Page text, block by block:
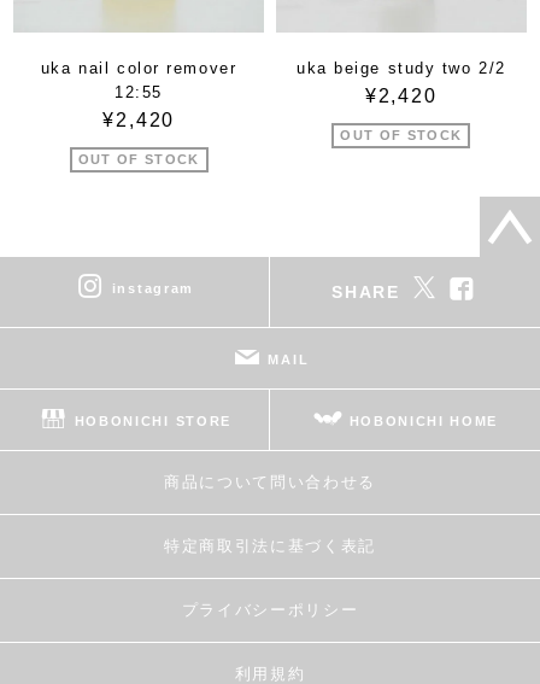
uka nail color remover
12:55
¥2,420
OUT OF STOCK
uka beige study two 2/2
¥2,420
OUT OF STOCK
instagram SHARE
MAIL
HOBONICHI STORE HOBONICHI HOME
商品について問い合わせる
特定商取引法に基づく表記
プライバシーポリシー
利用規約